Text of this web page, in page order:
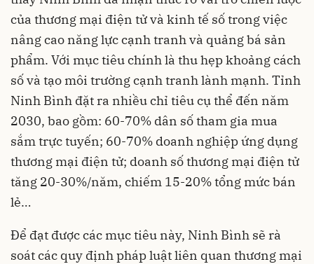
của thương mại điện tử và kinh tế số trong việc
nâng cao năng lực cạnh tranh và quảng bá sản
phẩm. Với mục tiêu chính là thu hẹp khoảng cách
số và tạo môi trường cạnh tranh lành mạnh. Tỉnh
Ninh Bình đặt ra nhiều chỉ tiêu cụ thể đến năm
2030, bao gồm: 60-70% dân số tham gia mua
sắm trực tuyến; 60-70% doanh nghiệp ứng dụng
thương mại điện tử; doanh số thương mại điện tử
tăng 20-30%/năm, chiếm 15-20% tổng mức bán
lẻ…
Để đạt được các mục tiêu này, Ninh Bình sẽ rà
soát các quy định pháp luật liên quan thương mại